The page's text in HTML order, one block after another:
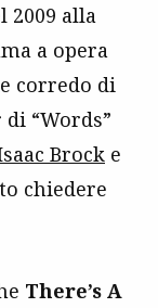
2009 alla
a opera
corredo di
“Words”
Brock e
chiedere
There’s A